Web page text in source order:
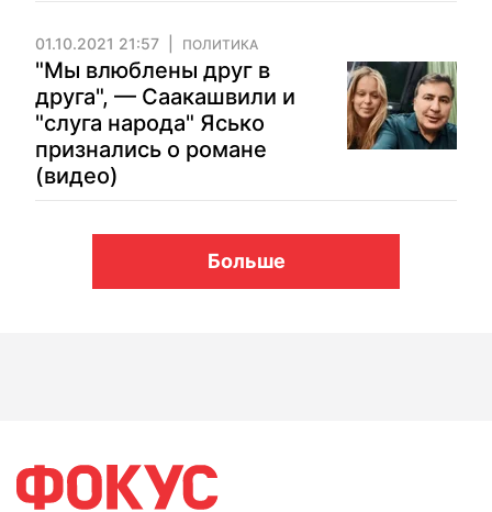
01.10.2021 21:57 ПОЛИТИКА
"Мы влюблены друг в
друга", — Саакашвили и
"слуга народа" Ясько
признались о романе
(видео)
Больше